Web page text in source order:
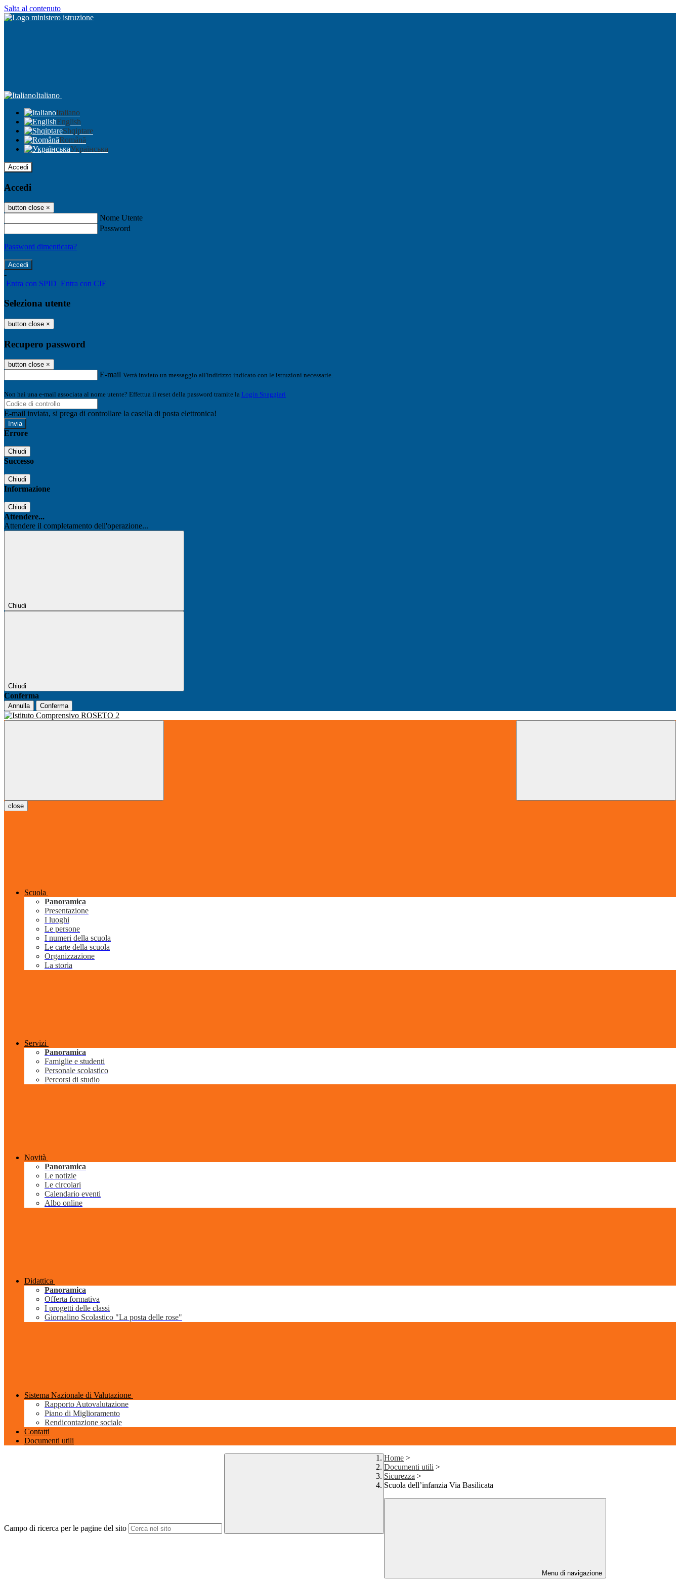
Salta al contenuto
Italiano
Italiano
English
Shqiptare
Română
Українська
Accedi
Accedi
button close ×
Nome Utente
Password
Password dimenticata?
-
Entra con SPID Entra con CIE
Seleziona utente
button close ×
Recupero password
button close ×
E-mail Verrà inviato un messaggio all'indirizzo indicato con le istruzioni necessarie.
Non hai una e-mail associata al nome utente? Effettua il reset della password tramite la Login Spaggiari
E-mail inviata, si prega di controllare la casella di posta elettronica!
Errore
Chiudi
Successo
Chiudi
Informazione
Chiudi
Attendere...
Attendere il completamento dell'operazione...
Chiudi
Chiudi
Conferma
Annulla Conferma
close
Scuola
Panoramica
Presentazione
I luoghi
Le persone
I numeri della scuola
Le carte della scuola
Organizzazione
La storia
Servizi
Panoramica
Famiglie e studenti
Personale scolastico
Percorsi di studio
Novità
Panoramica
Le notizie
Le circolari
Calendario eventi
Albo online
Didattica
Panoramica
Offerta formativa
I progetti delle classi
Giornalino Scolastico "La posta delle rose"
Sistema Nazionale di Valutazione
Rapporto Autovalutazione
Piano di Miglioramento
Rendicontazione sociale
Contatti
Documenti utili
Campo di ricerca per le pagine del sito
Home >
Documenti utili >
Sicurezza >
Scuola dell’infanzia Via Basilicata
Menu di navigazione